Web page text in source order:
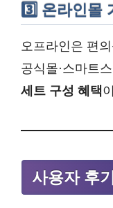
3️⃣ 온라인몰
오프라인은 편
공식몰·스마트
세트 구성 혜택
사용자 후